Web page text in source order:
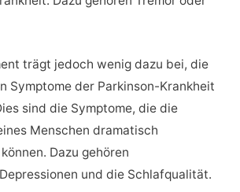
trägt jedoch wenig dazu bei, die
Symptome der Parkinson-Krankheit
sind die Symptome, die die
Menschen dramatisch
Dazu gehören
und die Schlafqualität.